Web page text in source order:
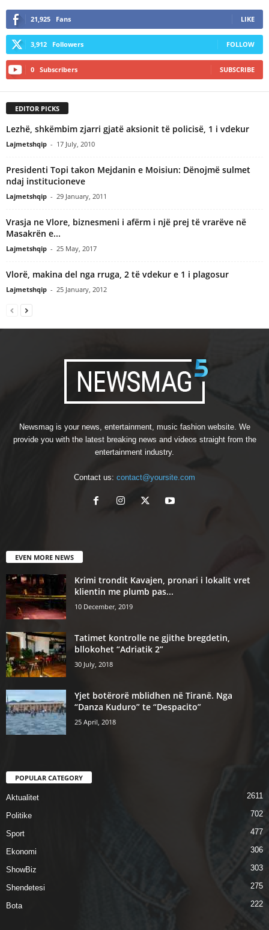
21,925 Fans LIKE
3,912 Followers FOLLOW
0 Subscribers SUBSCRIBE
EDITOR PICKS
Lezhë, shkëmbim zjarri gjatë aksionit të policisë, 1 i vdekur
Lajmetshqip - 17 July, 2010
Presidenti Topi takon Mejdanin e Moisiun: Dënojmë sulmet
ndaj institucioneve
Lajmetshqip - 29 January, 2011
Vrasja ne Vlore, biznesmeni i afërm i një prej të vrarëve në
Masakrën e...
Lajmetshqip - 25 May, 2017
Vlorë, makina del nga rruga, 2 të vdekur e 1 i plagosur
Lajmetshqip - 25 January, 2012
Newsmag is your news, entertainment, music fashion website. We
provide you with the latest breaking news and videos straight from the
entertainment industry.
Contact us: contact@yoursite.com
EVEN MORE NEWS
Krimi trondit Kavajen, pronari i lokalit vret
klientin me plumb pas...
10 December, 2019
Tatimet kontrolle ne gjithe bregdetin,
bllokohet “Adriatik 2”
30 July, 2018
Yjet botërorë mblidhen në Tiranë. Nga
“Danza Kuduro” te “Despacito”
25 April, 2018
POPULAR CATEGORY
Aktualitet 2611
Politike 702
Sport 477
Ekonomi 306
ShowBiz 303
Shendetesi 275
Bota 222